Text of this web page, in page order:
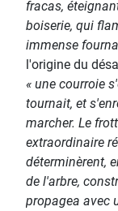
fracas,
boiserie, qui
immense
l'origine du
« une courroie
tournait, et
marcher. Le
extraordinaire
déterminèrent,
de l'arbre,
propagea avec